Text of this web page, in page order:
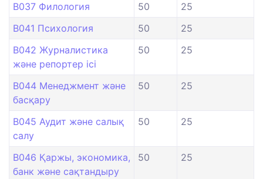
B037 Филология
50
25
B041 Психология
50
25
B042 Журналистика
және репортер ісі
50 25
B044 Менеджмент және
басқару
50 25
B045 Аудит және салық
салу
50 25
B046 Қаржы, экономика,
банк және сақтандыру
50 25